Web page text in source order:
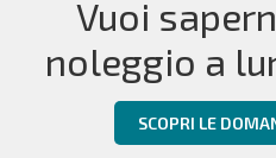
Vuoi
noleggio a
SCOPRI LE